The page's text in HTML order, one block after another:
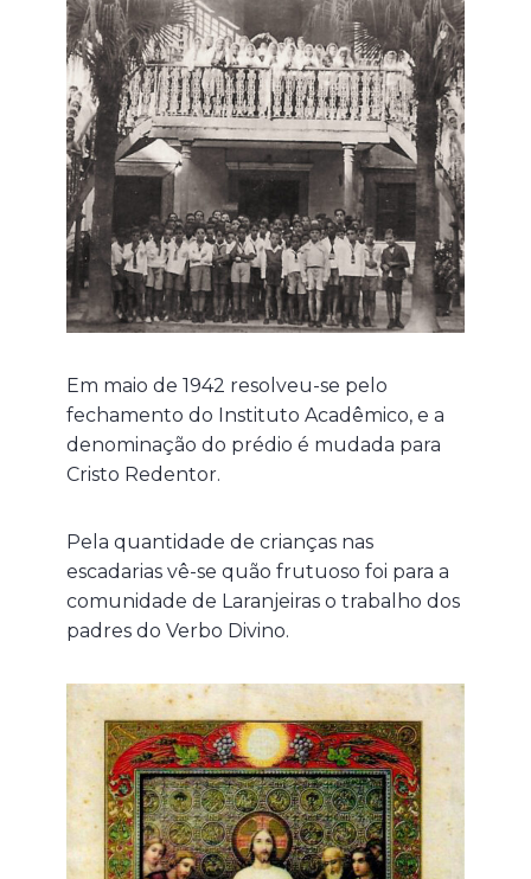
Em maio de 1942 resolveu-se pelo
fechamento do Instituto Acadêmico, e a
denominação do prédio é mudada para
Cristo Redentor.
Pela quantidade de crianças nas
escadarias vê-se quão frutuoso foi para a
comunidade de Laranjeiras o trabalho dos
padres do Verbo Divino.